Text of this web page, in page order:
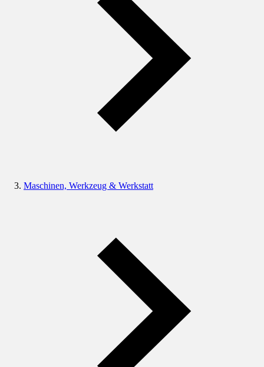
Maschinen, Werkzeug & Werkstatt